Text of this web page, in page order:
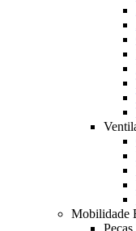
Mobilidade